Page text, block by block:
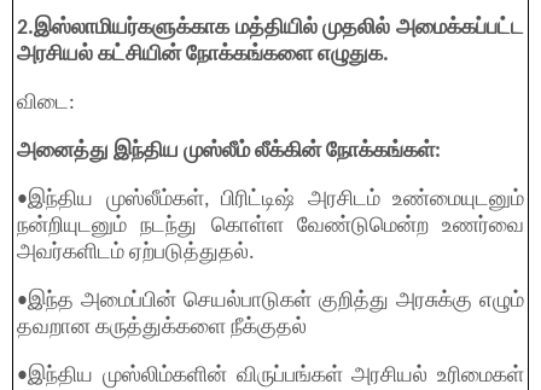
2.இஸ்லாமியர்களுக்காக மத்தியில் முதலில் அமைக்கப்பட்ட
அரசியல் கட்சியின் நோக்கங்களை எழுதுக.
விடை:
அனைத்து இந்திய முஸ்லீம் லீக்கின் நோக்கங்கள்:
•இந்திய முஸ்லீம்கள், பிரிட்டிஷ் அரசிடம் உண்மையுடனும்
நன்றியுடனும் நடந்து கொள்ள வேண்டுமென்ற உணர்வை
அவர்களிடம் ஏற்படுத்துதல்.
•இந்த அமைப்பின் செயல்பாடுகள் குறித்து அரசுக்கு எழும்
தவறான கருத்துக்களை நீக்குதல்
•இந்திய முஸ்லிம்களின் விருப்பங்கள் அரசியல் உரிமைகள்